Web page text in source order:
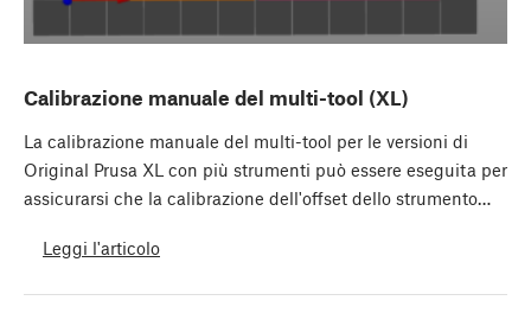
Calibrazione manuale del multi-tool (XL)
La calibrazione manuale del multi-tool per le versioni di
Original Prusa XL con più strumenti può essere eseguita per
assicurarsi che la calibrazione dell'offset dello strumento…
Leggi l'articolo